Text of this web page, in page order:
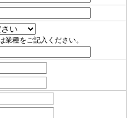
種をご記入ください。